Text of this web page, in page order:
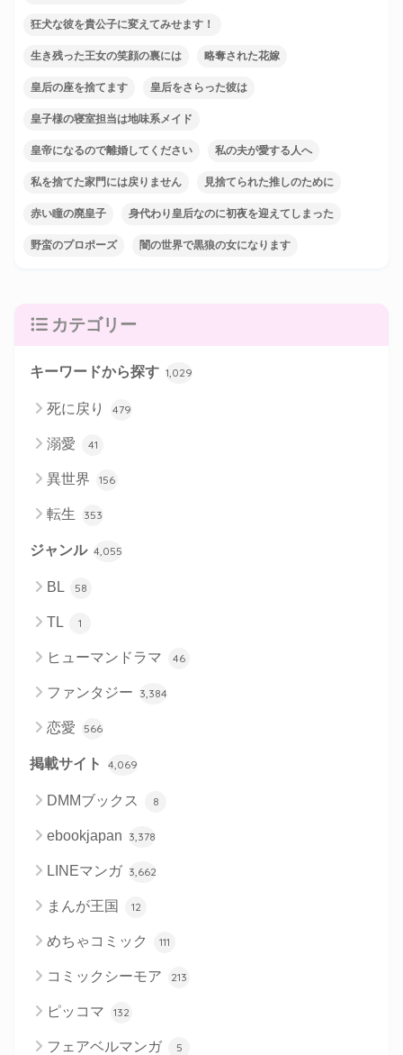
狂犬な彼を貴公子に変えてみせます！
生き残った王女の笑顔の裏には 略奪された花嫁
皇后の座を捨てます 皇后をさらった彼は
皇子様の寝室担当は地味系メイド
皇帝になるので離婚してください 私の夫が愛する人へ
私を捨てた家門には戻りません 見捨てられた推しのために
赤い瞳の廃皇子 身代わり皇后なのに初夜を迎えてしまった
野蛮のプロポーズ 闇の世界で黒狼の女になります
カテゴリー
キーワードから探す 1,029
死に戻り 479
溺愛 41
異世界 156
転生 353
ジャンル 4,055
BL 58
TL 1
ヒューマンドラマ 46
ファンタジー 3,384
恋愛 566
掲載サイト 4,069
DMMブックス 8
ebookjapan 3,378
LINEマンガ 3,662
まんが王国 12
めちゃコミック 111
コミックシーモア 213
ピッコマ 132
フェアベルマンガ 5